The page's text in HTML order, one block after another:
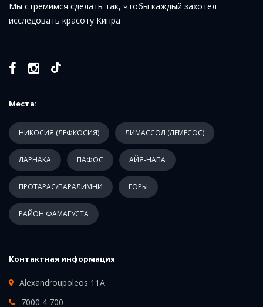
Мы стремимся сделать так, чтобы каждый захотел
исследовать красоту Кипра
Места:
НИКОСИЯ (ЛЕФКОСИЯ) ЛИМАССОЛ (ЛЕМЕСОС)
ЛАРНАКА ПАФОС АЙЯ-НАПА
ПРОТАРАС/ПАРАЛИМНИ ГОРЫ
РАЙОН ФАМАГУСТА
Контактная информация
Alexandroupoleos 11A
7000 4 700